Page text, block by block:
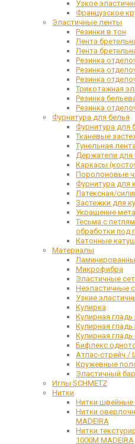
Узкое
Французское
Эластичные ленты
Резинки в тон
Лента
Лента
Резинка
Резинка
Резинка
Трикотажная
Резинка
Резинка
Фурнитура для белья
Фурнитура для
Тканевые
Тунельная
Держатели для
Каркасы
Поролоновые
Фурнитура для
Латексная/
Застежки для
Украшение
Тесьма с
обработки под
Катонные
Материалы
Микрофибра
Эластичные
Неэластичные
Узкие
Кулирка
Кулирная
Кулирная гладь
Кулирная гладь
Бифлекс
Атлас-стрейч /
Кружевные
Эластичный
Иглы SCHMETZ
Нитки
Нитки швейные
Нитки
MADEIRA
Нитки
1000М MADEIRA